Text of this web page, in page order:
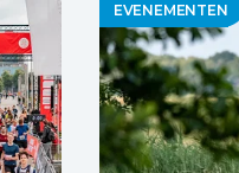
EVENEMENTEN